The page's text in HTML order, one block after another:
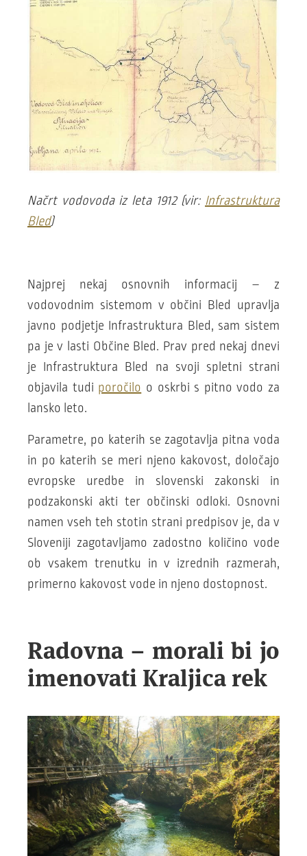
Načrt vodovoda iz leta 1912 (vir: Infrastruktura
Bled)
Najprej nekaj osnovnih informacij – z
vodovodnim sistemom v občini Bled upravlja
javno podjetje Infrastruktura Bled, sam sistem
pa je v lasti Občine Bled. Prav pred nekaj dnevi
je Infrastruktura Bled na svoji spletni strani
objavila tudi poročilo o oskrbi s pitno vodo za
lansko leto.
Parametre, po katerih se zagotavlja pitna voda
in po katerih se meri njeno kakovost, določajo
evropske uredbe in slovenski zakonski in
podzakonski akti ter občinski odloki. Osnovni
namen vseh teh stotin strani predpisov je, da v
Sloveniji zagotavljamo zadostno količino vode
ob vsakem trenutku in v izrednih razmerah,
primerno kakovost vode in njeno dostopnost.
Radovna – morali bi jo
imenovati Kraljica rek